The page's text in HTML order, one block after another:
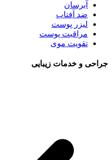
آبرسان
ضد آفتاب
لیزر پوست
مراقبت پوست
تقویت موی
جراحی و خدمات زیبایی